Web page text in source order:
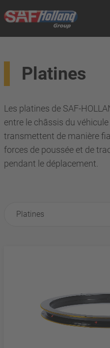
Platines
Les platines de SAF-
entre le châssis du
transmettent de manière
forces de poussée et de
pendant le déplacement.
Platines